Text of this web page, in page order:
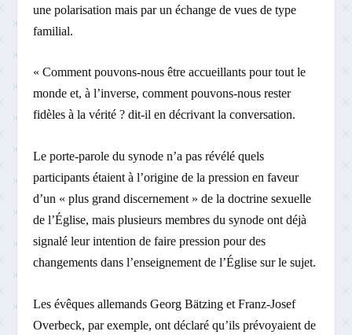
une polarisation mais par un échange de vues de type
familial.
« Comment pouvons-nous être accueillants pour tout le
monde et, à l’inverse, comment pouvons-nous rester
fidèles à la vérité ? dit-il en décrivant la conversation.
Le porte-parole du synode n’a pas révélé quels
participants étaient à l’origine de la pression en faveur
d’un « plus grand discernement » de la doctrine sexuelle
de l’Église, mais plusieurs membres du synode ont déjà
signalé leur intention de faire pression pour des
changements dans l’enseignement de l’Église sur le sujet.
Les évêques allemands Georg Bätzing et Franz-Josef
Overbeck, par exemple, ont déclaré qu’ils prévoyaient de